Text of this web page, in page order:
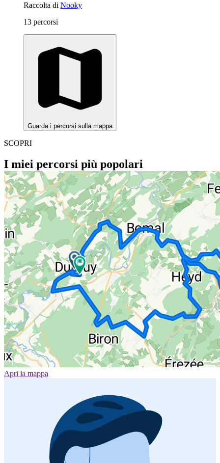
Raccolta di Nooky
13 percorsi
Guarda i percorsi sulla mappa
SCOPRI
I miei percorsi più popolari
Apri la mappa